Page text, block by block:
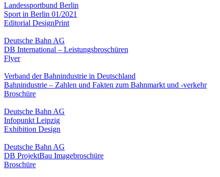
Landessportbund Berlin
Sport in Berlin 01/2021
Editorial DesignPrint
Deutsche Bahn AG
DB International – Leistungsbroschüren
Flyer
Verband der Bahnindustrie in Deutschland
Bahnindustrie – Zahlen und Fakten zum Bahnmarkt und -verkehr
Broschüre
Deutsche Bahn AG
Infopunkt Leipzig
Exhibition Design
Deutsche Bahn AG
DB ProjektBau Imagebroschüre
Broschüre